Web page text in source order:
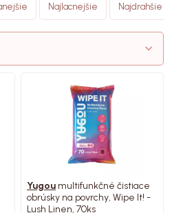
Najlacnejšie Najdrahšie
Yugou multifunkčné čistiace
obrúsky na povrchy, Wipe It! -
Lush Linen, 70ks